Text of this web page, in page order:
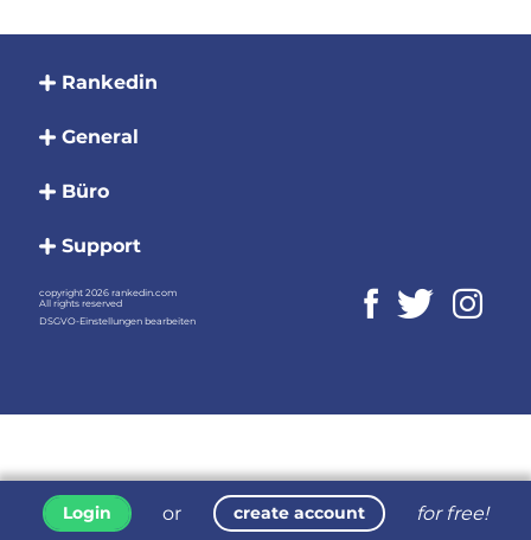
Login or create account for free!
Rankedin
General
Büro
Support
copyright 2026 rankedin.com
All rights reserved
DSGVO-Einstellungen bearbeiten